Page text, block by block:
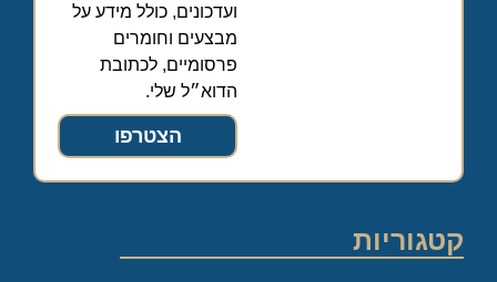
ועדכונים, כולל מידע על
מבצעים וחומרים
פרסומיים, לכתובת
הדוא״ל שלי.
הצטרפו
קטגוריות